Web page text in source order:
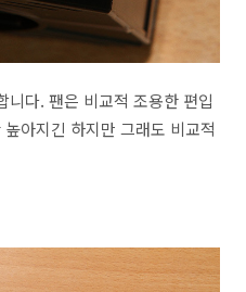
니다. 팬은 비교적 조용한 편입
아지긴 하지만 그래도 비교적